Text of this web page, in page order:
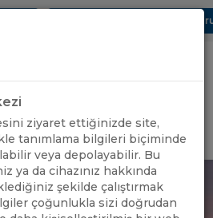
UND, Yunanistan Vize
Nakliyeciler Derneği
GİRİŞ YAP
ziyaret ettiğinizde site,
tanımlama bilgileri biçiminde
veya depolayabilir. Bu
ya da cihazınız hakkında
şekilde çalıştırmak
çoğunlukla sizi doğrudan